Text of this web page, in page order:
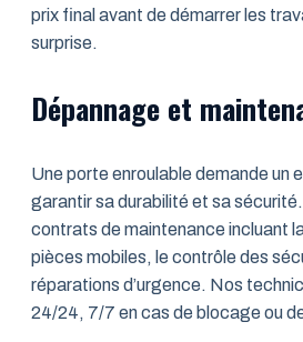
prix final avant de démarrer les
surprise.
Dépannage et
Une porte enroulable demande un
garantir sa durabilité et sa
contrats de maintenance incluant
pièces mobiles, le contrôle des
réparations d’urgence. Nos
24/24, 7/7 en cas de blocage ou